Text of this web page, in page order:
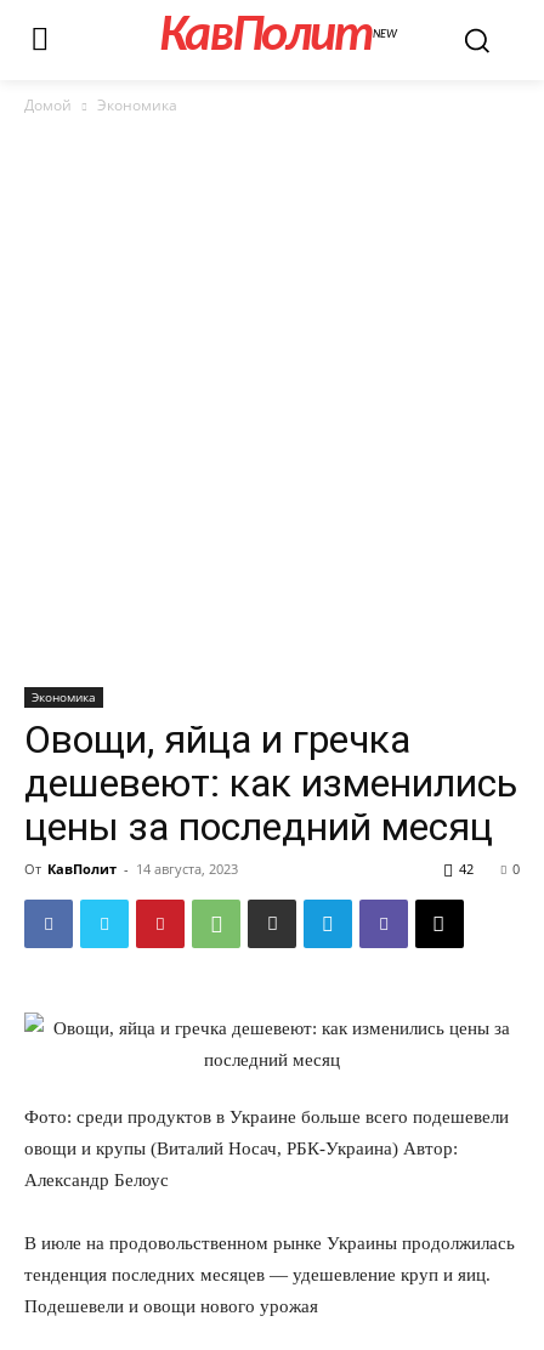
КавПолитNEW
Домой Экономика
Экономика
Овощи, яйца и гречка
дешевеют: как изменились
цены за последний месяц
От КавПолит - 14 августа, 2023 0
42
Фото: среди продуктов в Украине больше всего подешевели
овощи и крупы (Виталий Носач, РБК-Украина) Автор:
Александр Белоус
В июле на продовольственном рынке Украины продолжилась
тенденция последних месяцев — удешевление круп и яиц.
Подешевели и овощи нового урожая